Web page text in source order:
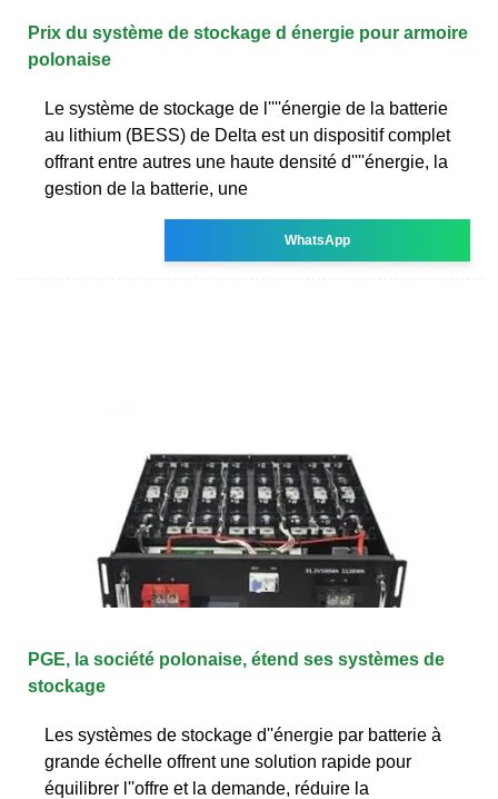
Prix du système de stockage d énergie pour armoire
polonaise
Le système de stockage de l''''énergie de la batterie
au lithium (BESS) de Delta est un dispositif complet
offrant entre autres une haute densité d''''énergie, la
gestion de la batterie, une
WhatsApp
PGE, la société polonaise, étend ses systèmes de
stockage
Les systèmes de stockage d''énergie par batterie à
grande échelle offrent une solution rapide pour
équilibrer l''offre et la demande, réduire la